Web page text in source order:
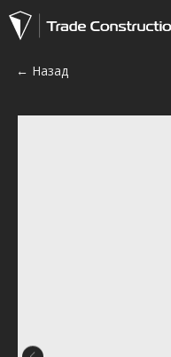
← Назад